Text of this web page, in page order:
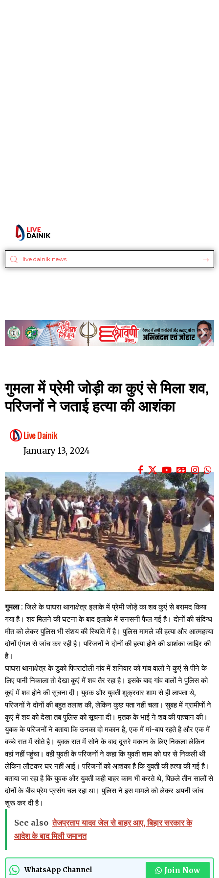
गुमला में प्रेमी जोड़ी का कुएं से मिला शव,
परिजनों ने जताई हत्या की आशंका
Live Dainik
January 13, 2024
गुमला: जिले के घाघरा थानाक्षेत्र इलाके में प्रेमी जोड़े का शव कुएं से बरामद किया
गया है। शव मिलने की घटना के बाद इलाके में सनसनी फैल गई है। दोनों की संदिग्ध
मौत को लेकर पुलिस भी संशय की स्थिति में है। पुलिस मामले की हत्या और आत्महत्या
दोनों एंगल से जांच कर रही है। परिजनों ने दोनों की हत्या होने की आशंका जाहिर की
है।
घाघरा थानाक्षेत्र के डुको पिपराटोली गांव में शनिवार को गांव वालों ने कुएं से पीने के
लिए पानी निकाला तो देखा कुएं में शव तैर रहा है। इसके बाद गांव वालों ने पुलिस को
कुएं में शव होने की सूचना दी। युवक और युवती शुक्रवार शाम से ही लापता थे,
परिजनों ने दोनों की बहुत तलाश की, लेकिन कुछ पता नहीं चला। सुबह में ग्रामीणों ने
कुएं में शव को देखा तब पुलिस को सूचना दी। मृतक के भाई ने शव की पहचान की।
युवक के परिजनों ने बताया कि उनका दो मकान है, एक में मां-बाप रहते है और एक में
बच्चे रात में सोते है। युवक रात में सोने के बाद दूसरे मकान के लिए निकला लेकिन
वहां नहीं पहुंचा। वही युवती के परिजनों ने कहा कि युवती शाम को घर से निकली थी
लेकिन लौटकर घर नहीं आई। परिजनों को आशंका है कि युवती की हत्या की गई है।
बताया जा रहा है कि युवक और युवती कही बाहर काम भी करते थे, पिछले तीन सालों से
दोनों के बीच प्रेम प्रसंग चल रहा था। पुलिस ने इस मामले को लेकर अपनी जांच
शुरू कर दी है।
See also तेजप्रताप यादव जेल से बाहर आए, बिहार सरकार के
आदेश के बाद मिली जमानत
WhatsApp Channel Join Now